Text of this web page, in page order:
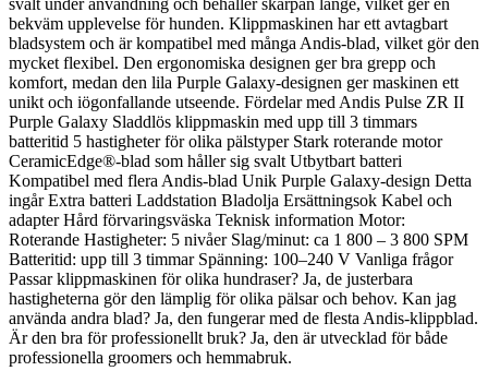
bekväm upplevelse för hunden. Klippmaskinen har ett avtagbart
bladsystem och är kompatibel med många Andis-blad, vilket gör den
mycket flexibel. Den ergonomiska designen ger bra grepp och
komfort, medan den lila Purple Galaxy-designen ger maskinen ett
unikt och iögonfallande utseende. Fördelar med Andis Pulse ZR II
Purple Galaxy Sladdlös klippmaskin med upp till 3 timmars
batteritid 5 hastigheter för olika pälstyper Stark roterande motor
CeramicEdge®-blad som håller sig svalt Utbytbart batteri
Kompatibel med flera Andis-blad Unik Purple Galaxy-design Detta
ingår Extra batteri Laddstation Bladolja Ersättningsok Kabel och
adapter Hård förvaringsväska Teknisk information Motor:
Roterande Hastigheter: 5 nivåer Slag/minut: ca 1 800 – 3 800 SPM
Batteritid: upp till 3 timmar Spänning: 100–240 V Vanliga frågor
Passar klippmaskinen för olika hundraser? Ja, de justerbara
hastigheterna gör den lämplig för olika pälsar och behov. Kan jag
använda andra blad? Ja, den fungerar med de flesta Andis-klippblad.
Är den bra för professionellt bruk? Ja, den är utvecklad för både
professionella groomers och hemmabruk.